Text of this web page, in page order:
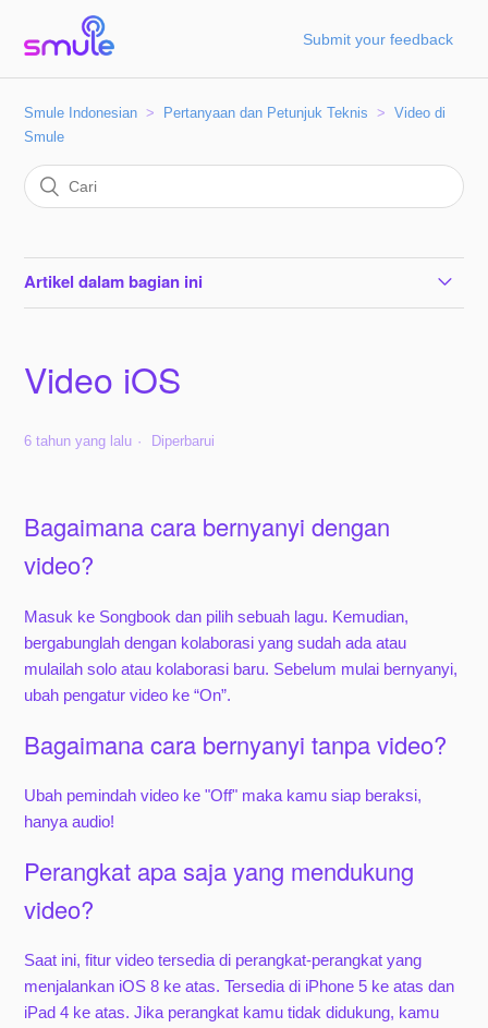
Submit your feedback
Smule Indonesian Pertanyaan dan Petunjuk Teknis
Video di
Smule
Artikel dalam bagian ini
Video iOS
Bagaimana cara berbagi video ke Snapchat?
Video iOS
6 tahun yang lalu Diperbarui
Bagaimana cara bernyanyi dengan
video?
Masuk ke Songbook dan pilih sebuah lagu. Kemudian,
bergabunglah dengan kolaborasi yang sudah ada atau
mulailah solo atau kolaborasi baru. Sebelum mulai bernyanyi,
ubah pengatur video ke “On”.
Bagaimana cara bernyanyi tanpa video?
Ubah pemindah video ke "Off" maka kamu siap beraksi,
hanya audio!
Perangkat apa saja yang mendukung
video?
Saat ini, fitur video tersedia di perangkat-perangkat yang
menjalankan iOS 8 ke atas. Tersedia di iPhone 5 ke atas dan
iPad 4 ke atas. Jika perangkat kamu tidak didukung, kamu